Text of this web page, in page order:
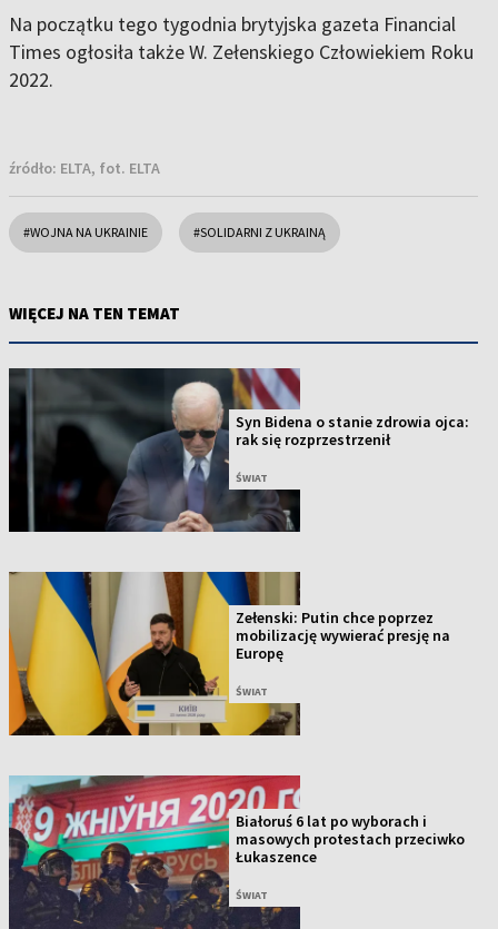
Na początku tego tygodnia brytyjska gazeta Financial
Times ogłosiła także W. Zełenskiego Człowiekiem Roku
2022.
źródło: ELTA, fot. ELTA
#WOJNA NA UKRAINIE #SOLIDARNI Z UKRAINĄ
WIĘCEJ NA TEN TEMAT
Syn Bidena o stanie zdrowia ojca:
rak się rozprzestrzenił
ŚWIAT
Zełenski: Putin chce poprzez
mobilizację wywierać presję na
Europę
ŚWIAT
Białoruś 6 lat po wyborach i
masowych protestach przeciwko
Łukaszence
ŚWIAT